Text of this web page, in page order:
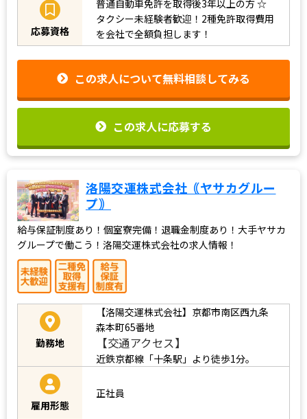
応募資格
普通自動車免許を取得後3年以上の方☆
タクシー未経験者歓迎！2種免許取得費用
を会社で全額負担します！
この求人について無料相談してみる
この求人に応募する
洛陽交運株式会社｟ヤサカグルー
プ｠
給与保証制度あり！個室寮完備！退職金制度あり！大手ヤサカ
グループで働こう！洛陽交運株式会社の求人情報！
勤務地
【洛陽交運株式会社】京都市南区西九条
森本町65番地
【交通アクセス】
近鉄京都線「十条駅」より徒歩1分。
雇用形態
正社員